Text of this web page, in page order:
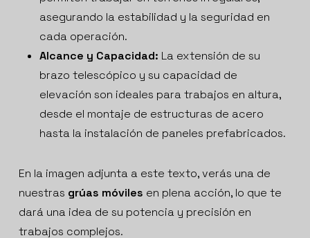
asegurando la estabilidad y la seguridad en
cada operación.
Alcance y Capacidad: La extensión de su
brazo telescópico y su capacidad de
elevación son ideales para trabajos en altura,
desde el montaje de estructuras de acero
hasta la instalación de paneles prefabricados.
En la imagen adjunta a este texto, verás una de
nuestras grúas móviles en plena acción, lo que te
dará una idea de su potencia y precisión en
trabajos complejos.